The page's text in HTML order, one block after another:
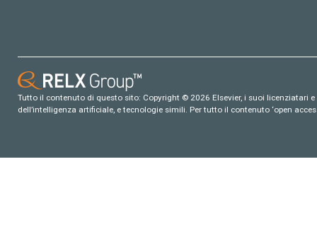
Tutto il contenuto di questo sito: Copyright © 2026 Elsevier, i suoi
dell’intelligenza artificiale, e tecnologie simili. Per tutto il contenuto ‘open